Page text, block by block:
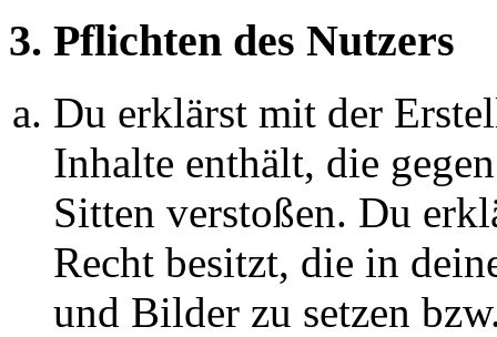
3. Pflichten des Nutzers
Du erklärst mit der
Inhalte enthält, die
Sitten verstoßen. Du
Recht besitzt, die in
und Bilder zu setzen